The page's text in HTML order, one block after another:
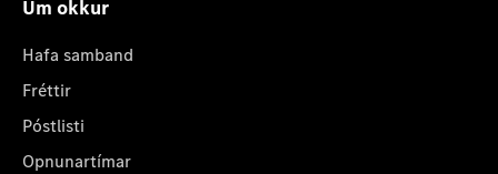
Um okkur
Hafa samband
Fréttir
Póstlisti
Opnunartímar